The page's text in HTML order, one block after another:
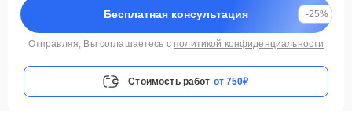
Бесплатная консультация -25%
Отправляя, Вы соглашаетесь с политикой конфиденциальности
Стоимость работ от 750₽